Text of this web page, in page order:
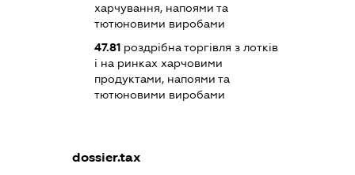
харчування, напоями та
тютюновими виробами
47.81роздрібна торгівля з лотків
і на ринках харчовими
продуктами, напоями та
тютюновими виробами
dossier.tax